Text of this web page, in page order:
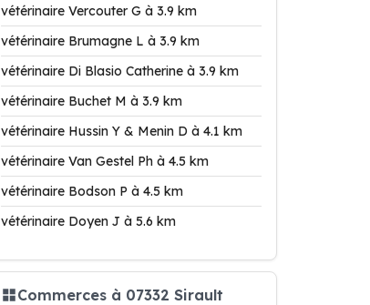
vétérinaire Vercouter G à 3.9 km
vétérinaire Brumagne L à 3.9 km
vétérinaire Di Blasio Catherine à 3.9 km
vétérinaire Buchet M à 3.9 km
vétérinaire Hussin Y & Menin D à 4.1 km
vétérinaire Van Gestel Ph à 4.5 km
vétérinaire Bodson P à 4.5 km
vétérinaire Doyen J à 5.6 km
Commerces à 07332 Sirault